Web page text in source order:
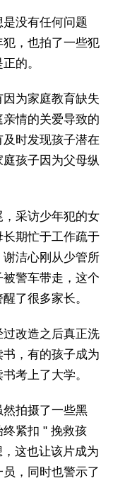
没有任何问题
，也拍了一些犯
的。
因为家庭教育缺失
情的关爱导致的
时发现孩子潜在
孩子因为父母纵
采访少年犯的女
期忙于工作疏于
洁心刚从少管所
警车带走，这个
了很多家长。
改造之后真正洗
，有的孩子成为
考上了大学。
拍摄了一些黑
紧扣 " 挽救孩
这也让该片成为
，同时也警示了